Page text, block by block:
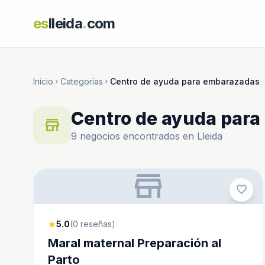
eslleida.com
Inicio chevron_right Categorías chevron_right Centro de ayuda para embarazadas
store Centro de ayuda
9 negocios encontrados en Lleida
favorite
store
star5.0(0 reseñas)
Maral maternal Preparación al
Parto